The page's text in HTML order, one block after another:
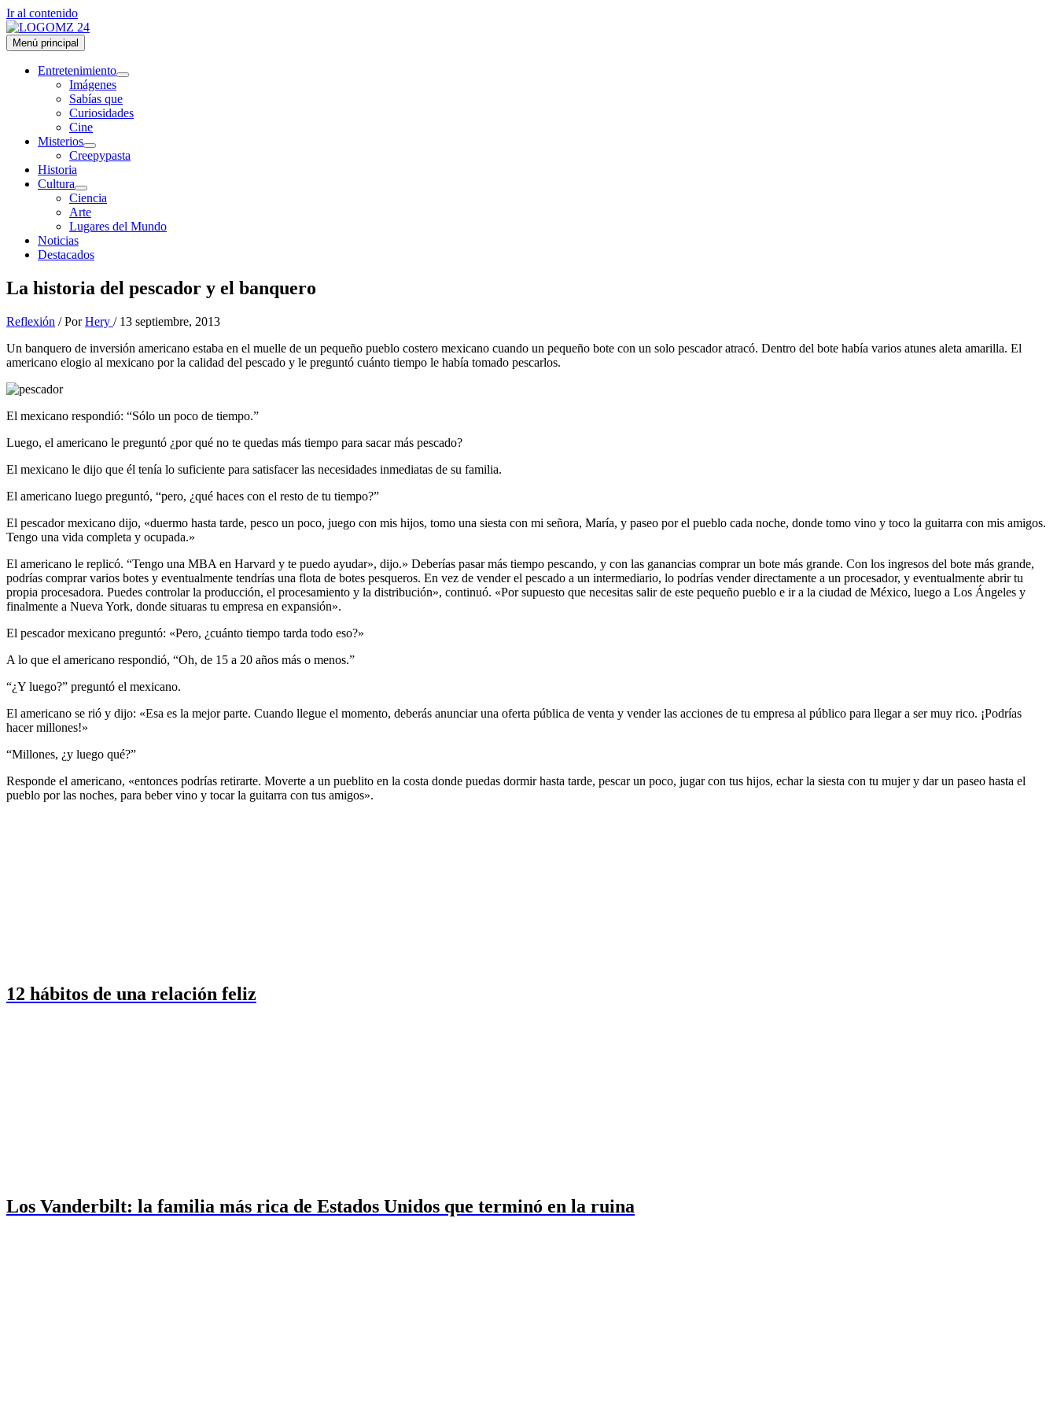
Ir al contenido
Menú principal
Entretenimiento
Imágenes
Sabías que
Curiosidades
Cine
Misterios
Creepypasta
Historia
Cultura
Ciencia
Arte
Lugares del Mundo
Noticias
Destacados
La historia del pescador y el banquero
Reflexión / PorHery / 13 septiembre, 2013
Un banquero de inversión americano estaba en el muelle de un pequeño pueblo costero mexicano cuando un pequeño bote con un solo pescador atracó. Dentro del bote había varios atunes aleta amarilla. El
americano elogio al mexicano por la calidad del pescado y le preguntó cuánto tiempo le había tomado pescarlos.
El mexicano respondió: “Sólo un poco de tiempo.”
Luego, el americano le preguntó ¿por qué no te quedas más tiempo para sacar más pescado?
El mexicano le dijo que él tenía lo suficiente para satisfacer las necesidades inmediatas de su familia.
El americano luego preguntó, “pero, ¿qué haces con el resto de tu tiempo?”
El pescador mexicano dijo, «duermo hasta tarde, pesco un poco, juego con mis hijos, tomo una siesta con mi señora, María, y paseo por el pueblo cada noche, donde tomo vino y toco la guitarra con mis amigos.
Tengo una vida completa y ocupada.»
El americano le replicó. “Tengo una MBA en Harvard y te puedo ayudar», dijo.» Deberías pasar más tiempo pescando, y con las ganancias comprar un bote más grande. Con los ingresos del bote más grande,
podrías comprar varios botes y eventualmente tendrías una flota de botes pesqueros. En vez de vender el pescado a un intermediario, lo podrías vender directamente a un procesador, y eventualmente abrir tu
propia procesadora. Puedes controlar la producción, el procesamiento y la distribución», continuó. «Por supuesto que necesitas salir de este pequeño pueblo e ir a la ciudad de México, luego a Los Ángeles y
finalmente a Nueva York, donde situaras tu empresa en expansión».
El pescador mexicano preguntó: «Pero, ¿cuánto tiempo tarda todo eso?»
A lo que el americano respondió, “Oh, de 15 a 20 años más o menos.”
“¿Y luego?” preguntó el mexicano.
El americano se rió y dijo: «Esa es la mejor parte. Cuando llegue el momento, deberás anunciar una oferta pública de venta y vender las acciones de tu empresa al público para llegar a ser muy rico. ¡Podrías
hacer millones!»
“Millones, ¿y luego qué?”
Responde el americano, «entonces podrías retirarte. Moverte a un pueblito en la costa donde puedas dormir hasta tarde, pescar un poco, jugar con tus hijos, echar la siesta con tu mujer y dar un paseo hasta el
pueblo por las noches, para beber vino y tocar la guitarra con tus amigos».
12 hábitos de una relación feliz
Los Vanderbilt: la familia más rica de Estados Unidos que terminó en la ruina